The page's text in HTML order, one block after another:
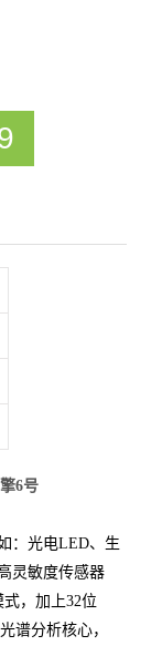
6号
：光电LED、生
灵敏度传感器
式，加上32位
谱分析核心，